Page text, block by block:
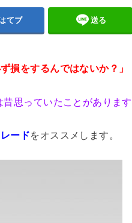
てブ 送る
損をするんではないか？」
昔思っていたことがありま
ードをオススメします。